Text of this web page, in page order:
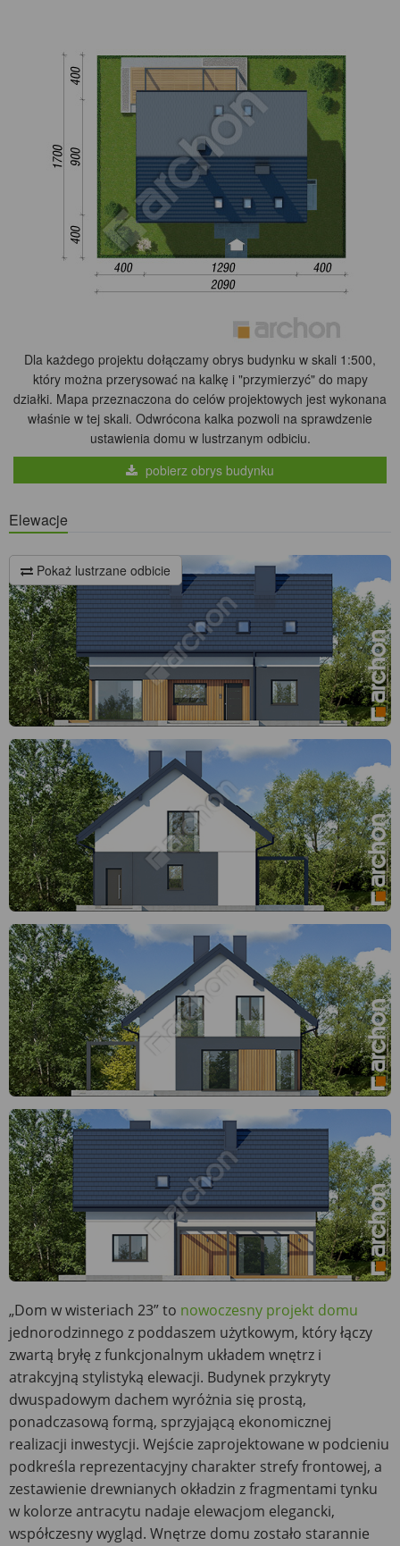
Dla każdego projektu dołączamy obrys budynku w skali 1:500,
który można przerysować na kalkę i "przymierzyć" do mapy
działki. Mapa przeznaczona do celów projektowych jest wykonana
właśnie w tej skali. Odwrócona kalka pozwoli na sprawdzenie
ustawienia domu w lustrzanym odbiciu.
pobierz obrys budynku
Elewacje
Pokaż lustrzane odbicie
„Dom w wisteriach 23” to nowoczesny projekt domu
jednorodzinnego z poddaszem użytkowym, który łączy
zwartą bryłę z funkcjonalnym układem wnętrz i
atrakcyjną stylistyką elewacji. Budynek przykryty
dwuspadowym dachem wyróżnia się prostą,
ponadczasową formą, sprzyjającą ekonomicznej
realizacji inwestycji. Wejście zaprojektowane w podcieniu
podkreśla reprezentacyjny charakter strefy frontowej, a
zestawienie drewnianych okładzin z fragmentami tynku
w kolorze antracytu nadaje elewacjom elegancki,
współczesny wygląd. Wnętrze domu zostało starannie